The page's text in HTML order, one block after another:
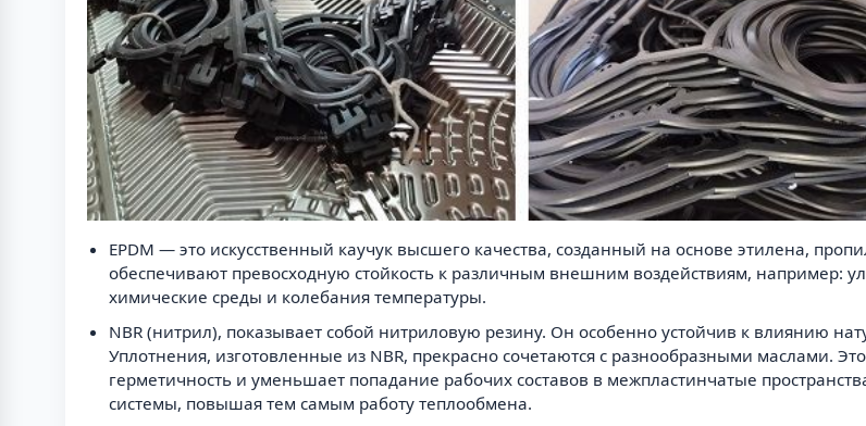
EPDM — это искусственный каучук высшего качества, созданный на основе этилена,
обеспечивают превосходную стойкость к различным внешним воздействиям, например:
химические среды и колебания температуры.
NBR (нитрил), показывает собой нитриловую резину. Он особенно устойчив к влиянию
Уплотнения, изготовленные из NBR, прекрасно сочетаются с разнообразными маслами.
герметичность и уменьшает попадание рабочих составов в межпластинчатые
системы, повышая тем самым работу теплообмена.